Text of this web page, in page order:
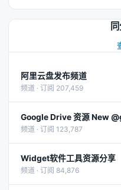
阿里云盘发布频道
频道 · 订阅 207,459
Google Drive 资源 New
频道 · 订阅 123,787
Widget软件工具资源分享
频道 · 订阅 84,876